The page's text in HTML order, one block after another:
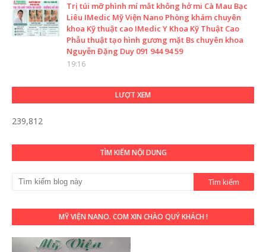
Trị túi mỡ phình mí mắt không hở mi Cà Mau Bạc
Liêu IMedic Mỹ Viện Nano Phòng khám chuyên
khoa Kỹ thuật cao IMedic Y Khoa Kỹ Thuật Cao
Phẫu thuật tạo hình gương mặt Bs chuyên khoa
Nguyễn Đặng Duy 091 944 94 59
19:16
LƯỢT XEM
239,812
TÌM KIẾM NỘI DUNG
MỸ VIỆN NANO. COM XIN CHÀO QUÝ KHÁCH !